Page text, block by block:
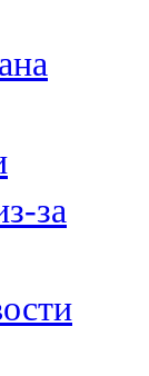
за